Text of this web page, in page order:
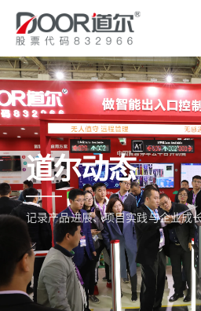
道尔动态
记录产品进展、项目实践与企业成